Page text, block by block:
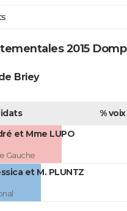
2015
Briey
%
et Mme LUPO
Gauche
et M. PLUNTZ